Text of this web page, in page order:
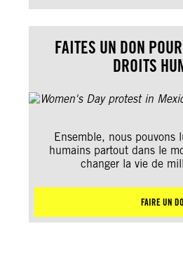
FAITES UN DON
DROITS
Ensemble, nous pouvons
humains partout dans le
changer la vie de
FAIRE UN